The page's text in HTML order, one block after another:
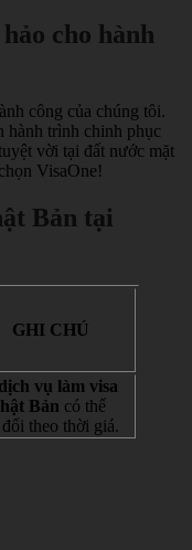
cho hành
công của chúng tôi.
hành trình chinh phục
vời tại đất nước mặt
VisaOne!
Bản tại
GHI CHÚ
dịch vụ làm visa
Bản có thể
theo thời giá.